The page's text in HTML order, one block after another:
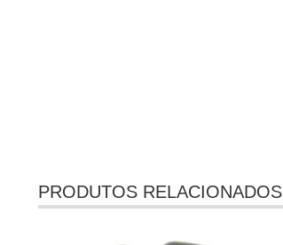
PRODUTOS RELACIONADOS